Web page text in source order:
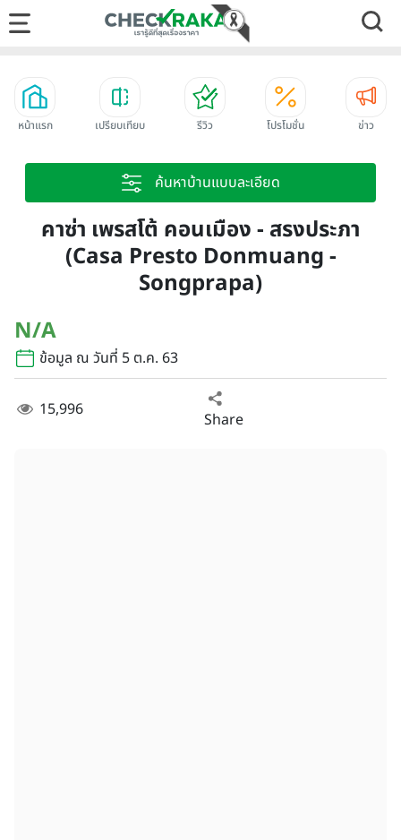
หน้าแรก เปรียบเทียบ รีวิว โปรโมชั่น ข่าว
ค้นหาบ้านแบบละเอียด
คาซ่า เพรสโต้ คอนเมือง - สรงประภา
(Casa Presto Donmuang -
Songprapa)
N/A
ข้อมูล ณ วันที่ 5 ต.ค. 63
15,996 Share